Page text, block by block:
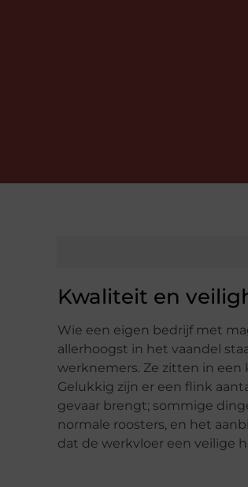
Kwaliteit en
Wie een eigen bedrijf met
allerhoogst in het vaandel
werknemers. Ze zitten in een
Gelukkig zijn er een flink
gevaar brengt; sommige
normale roosters, en het
dat de werkvloer een veilige